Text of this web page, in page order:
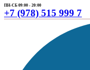
ПН-СБ 09:00 - 20:00
+7 (978) 515 999 7